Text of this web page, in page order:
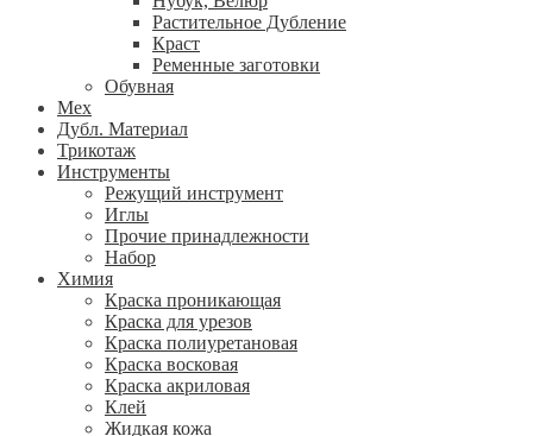
Растительное Дубление
Краст
Ременные заготовки
Обувная
Мех
Дубл. Материал
Трикотаж
Инструменты
Режущий инструмент
Иглы
Прочие принадлежности
Набор
Химия
Краска проникающая
Краска для урезов
Краска полиуретановая
Краска восковая
Краска акриловая
Клей
Жидкая кожа